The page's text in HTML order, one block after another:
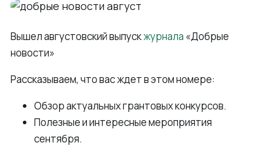
Вышел августовский выпускжурнала «Добрые
новости»
Рассказываем, что вас ждет в этом номере:
Обзор актуальных грантовых конкурсов.
Полезные и интересные мероприятия
сентября.